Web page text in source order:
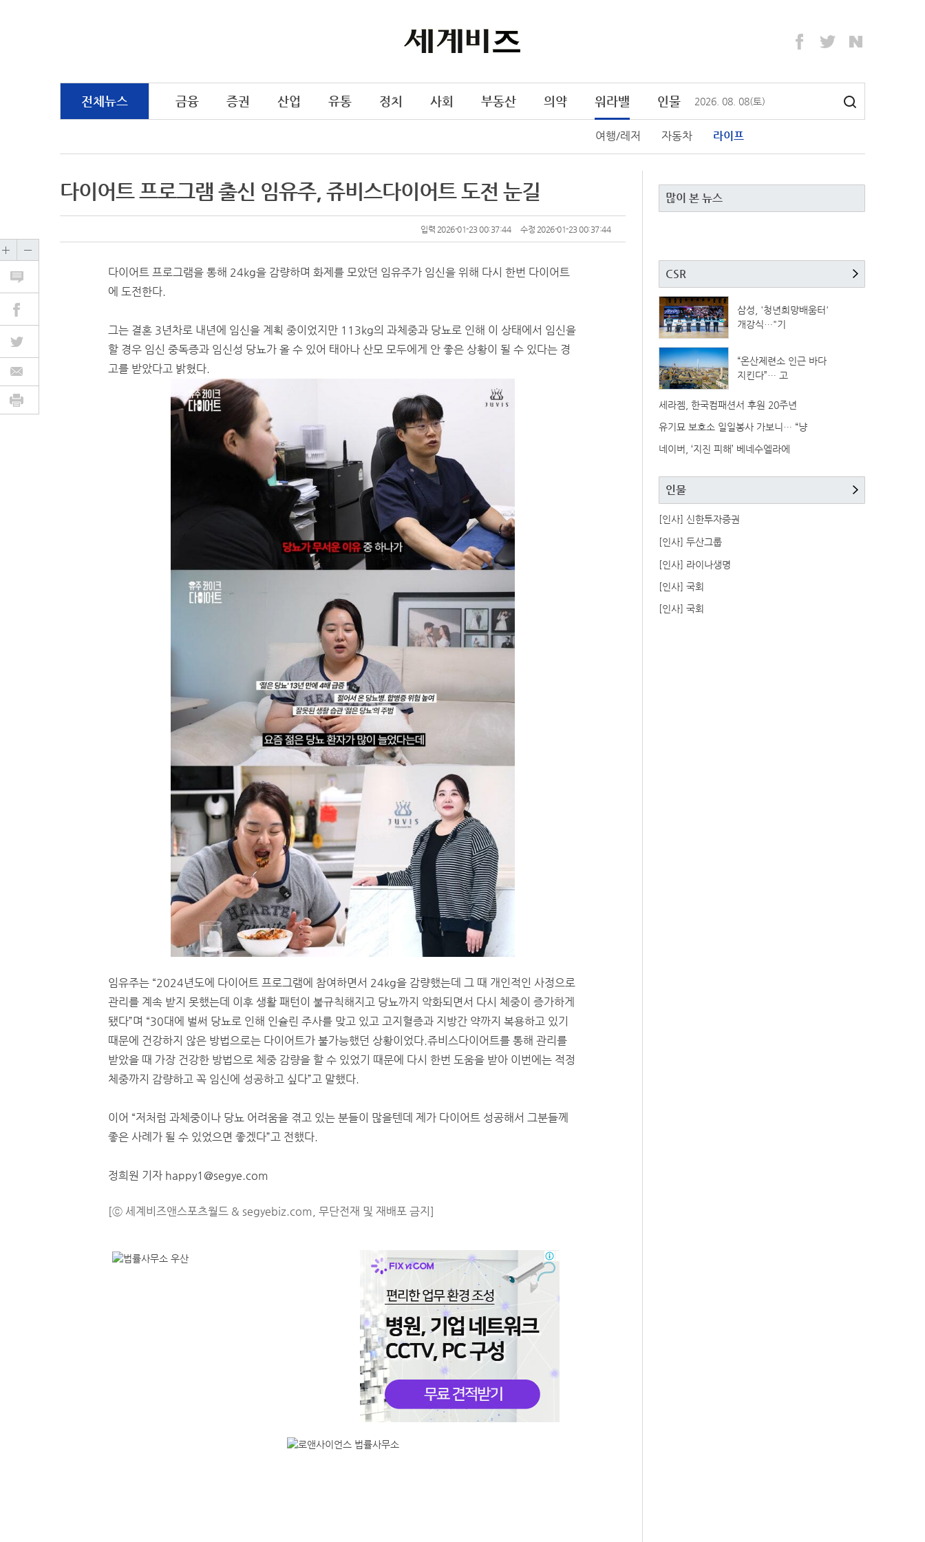
전체뉴스 금융 증권 산업 유통 정치 사회 부동산 의약 워라밸
여행/레저 자동차 라이프
인물 2026 08 08(토)
다이어트 프로그램 출신 임유주, 쥬비스다이어트 도전 눈길
입력 2026-01-23 00:37:44 수정 2026-01-23 00:37:44
다이어트 프로그램을 통해 24kg을 감량하며 화제를 모았던 임유주가 임신을 위해 다시 한번 다이어트
에 도전한다.
그는 결혼 3년차로 내년에 임신을 계획 중이었지만 113kg의 과체중과 당뇨로 인해 이 상태에서 임신을
할 경우 임신 중독증과 임신성 당뇨가 올 수 있어 태아나 산모 모두에게 안 좋은 상황이 될 수 있다는 경
고를 받았다고 밝혔다.
임유주는 “2024년도에 다이어트 프로그램에 참여하면서 24kg을 감량했는데 그 때 개인적인 사정으로
관리를 계속 받지 못했는데 이후 생활 패턴이 불규칙해지고 당뇨까지 악화되면서 다시 체중이 증가하게
됐다”며 “30대에 벌써 당뇨로 인해 인슐린 주사를 맞고 있고 고지혈증과 지방간 약까지 복용하고 있기
때문에 건강하지 않은 방법으로는 다이어트가 불가능했던 상황이었다.쥬비스다이어트를 통해 관리를
받았을 때 가장 건강한 방법으로 체중 감량을 할 수 있었기 때문에 다시 한번 도움을 받아 이번에는 적정
체중까지 감량하고 꼭 임신에 성공하고 싶다”고 말했다.
이어 “저처럼 과체중이나 당뇨 어려움을 겪고 있는 분들이 많을텐데 제가 다이어트 성공해서 그분들께
좋은 사례가 될 수 있었으면 좋겠다”고 전했다.
정희원 기자 happy1@segye.com
[ⓒ 세계비즈앤스포츠월드 & segyebiz.com, 무단전재 및 재배포 금지]
많이 본 뉴스
CSR
삼성, '청년희망배움터'
개강식…"기
“온산제련소 인근 바다
지킨다”… 고
세라젬, 한국컴패션서 후원 20주년
유기묘 보호소 일일봉사 가보니… “냥
네이버, ‘지진 피해’ 베네수엘라에
인물
[인사] 신한투자증권
[인사] 두산그룹
[인사] 라이나생명
[인사] 국회
[인사] 국회